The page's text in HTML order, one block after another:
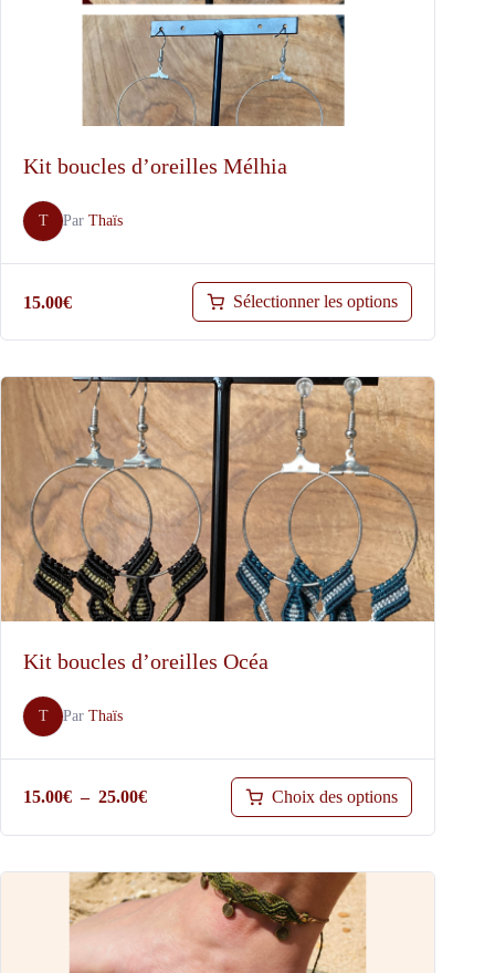
Kit boucles d’oreilles Mélhia
T Par Thaïs
15.00€ Sélectionner les options
Kit boucles d’oreilles Océa
T Par Thaïs
15.00€ – 25.00€Plage
15.00€
25.00€
Choix des options